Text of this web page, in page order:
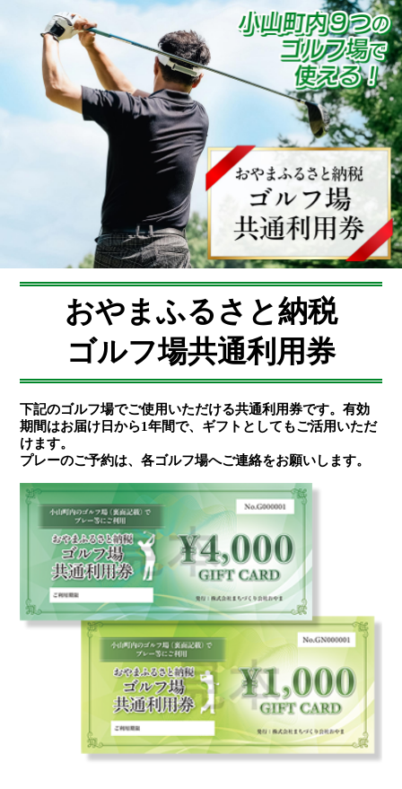
おやまふるさと納税
ゴルフ場共通利用券
下記のゴルフ場でご使用いただける共通利用券です。有効
期間はお届け日から1年間で、ギフトとしてもご活用いただ
けます。
プレーのご予約は、各ゴルフ場へご連絡をお願いします。